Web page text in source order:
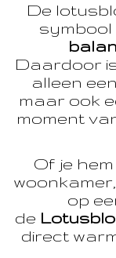
De
symbool
Daardoor
alleen
maar ook
moment
Of je
op
de
direct